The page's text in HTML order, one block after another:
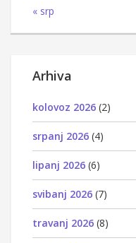
« srp
Arhiva
kolovoz 2026 (2)
srpanj 2026 (4)
lipanj 2026 (6)
svibanj 2026 (7)
travanj 2026 (8)